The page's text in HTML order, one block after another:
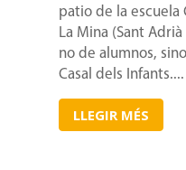
patio de la escuela
La Mina (Sant
no de alumnos,
Casal dels Infants....
LLEGIR MÉS